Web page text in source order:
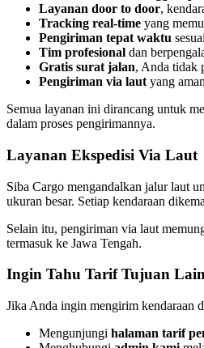
Layanan door to door,
Tracking real-time yang
Pengiriman tepat waktu
Tim profesional dan
Gratis surat jalan, Anda tidak
Pengiriman via laut yang
Semua layanan ini dirancang untuk
dalam proses pengirimannya.
Layanan Ekspedisi Via Laut
Siba Cargo mengandalkan jalur laut
ukuran besar. Setiap kendaraan
Selain itu, pengiriman via laut
termasuk ke Jawa Tengah.
Ingin Tahu Tarif Tujuan
Jika Anda ingin mengirim kendaraan
Mengunjungi halaman tarif